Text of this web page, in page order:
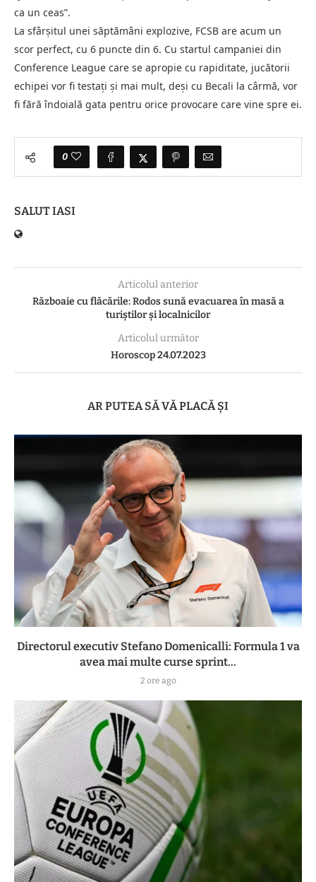
ca un ceas”.
La sfârșitul unei săptămâni explozive, FCSB are acum un
scor perfect, cu 6 puncte din 6. Cu startul campaniei din
Conference League care se apropie cu rapiditate, jucătorii
echipei vor fi testați și mai mult, deși cu Becali la cârmă, vor
fi fără îndoială gata pentru orice provocare care vine spre ei.
0
SALUT IASI
Articolul anterior
Războaie cu flăcările: Rodos sună evacuarea în masă a
turiștilor și localnicilor
Articolul următor
Horoscop 24.07.2023
AR PUTEA SĂ VĂ PLACĂ ȘI
Directorul executiv Stefano Domenicalli: Formula 1 va
avea mai multe curse sprint...
2 ore ago